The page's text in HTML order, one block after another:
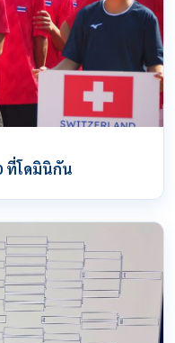
ที่โดมินิกัน